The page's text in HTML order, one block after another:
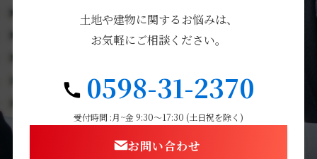
土地や建物に関するお悩みは、
お気軽にご相談ください。
0598-31-2370
受付時間 :月~金 9:30〜17:30 (土日祝を除く)
お問い合わせ